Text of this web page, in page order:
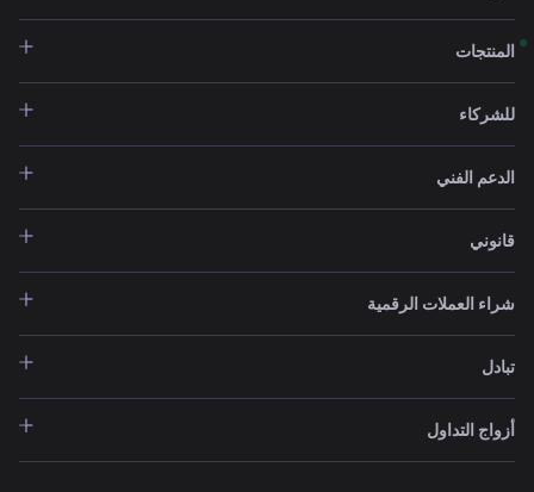
المنتجات
للشركاء
الدعم الفني
قانوني
شراء العملات الرقمية
تبادل
أزواج التداول